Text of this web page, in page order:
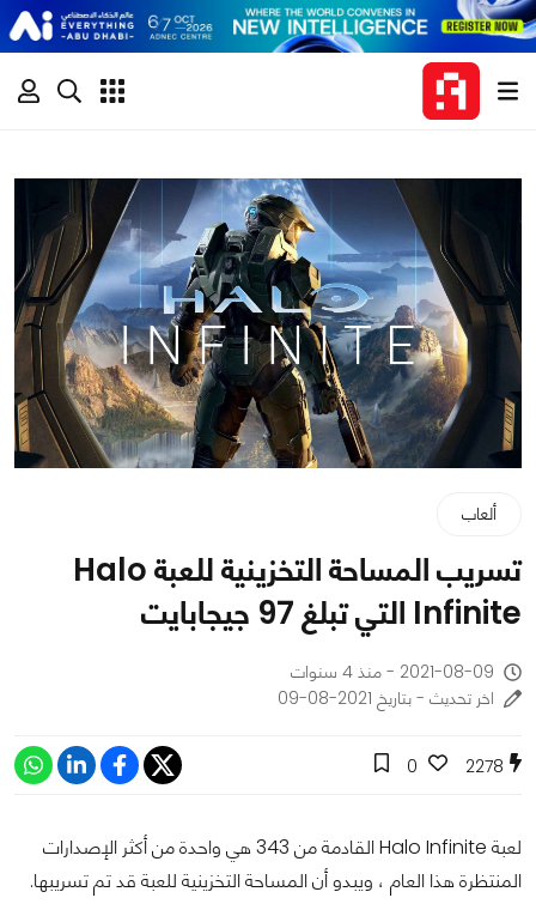
ألعاب
تسريب المساحة التخزينية للعبة Halo
Infinite التي تبلغ 97 جيجابايت
2021-08-09 - منذ 4 سنوات
اخر تحديث - بتاريخ 2021-08-09
2278
0
لعبة Halo Infinite القادمة من 343 هي واحدة من أكثر الإصدارات
المنتظرة هذا العام ، ويبدو أن المساحة التخزينية للعبة قد تم تسريبها.